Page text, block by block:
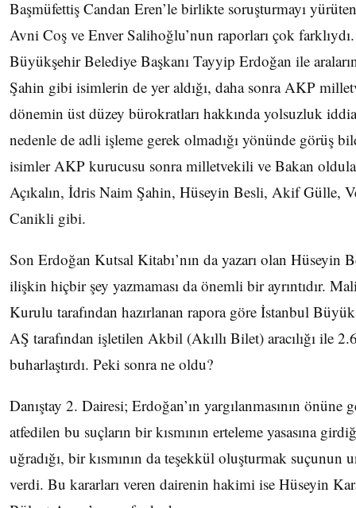
Başmüfettiş Candan Eren’le birlikte soruşturmayı
Avni Coş ve Enver Salihoğlu’nun raporları çok
Büyükşehir Belediye Başkanı Tayyip Erdoğan ile
Şahin gibi isimlerin de yer aldığı, daha sonra AKP
dönemin üst düzey bürokratları hakkında yolsuzluk
nedenle de adli işleme gerek olmadığı yönünde görüş
isimler AKP kurucusu sonra milletvekili ve Bakan
Açıkalın, İdris Naim Şahin, Hüseyin Besli, Akif Gülle,
Canikli gibi.
Son Erdoğan Kutsal Kitabı’nın da yazarı olan Hüseyin
ilişkin hiçbir şey yazmaması da önemli bir ayrıntıdır.
Kurulu tarafından hazırlanan rapora göre İstanbul
AŞ tarafından işletilen Akbil (Akıllı Bilet) aracılığı ile
buharlaştırdı. Peki sonra ne oldu?
Danıştay 2. Dairesi; Erdoğan’ın yargılanmasının önüne
atfedilen bu suçların bir kısmının erteleme yasasına
uğradığı, bir kısmının da teşekkül oluşturmak suçunun
verdi. Bu kararları veren dairenin hakimi ise Hüseyin